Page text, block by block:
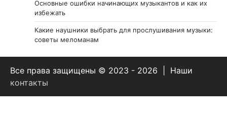
Основные ошибки начинающих музыкантов и как их
избежать
Какие наушники выбрать для прослушивания музыки:
советы меломанам
Все права защищены © 2023 - 2026 | Наши
контакты